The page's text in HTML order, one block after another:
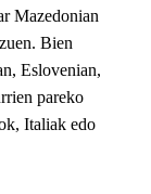
Mazedonian
Bien
Eslovenian,
pareko
Italiak edo